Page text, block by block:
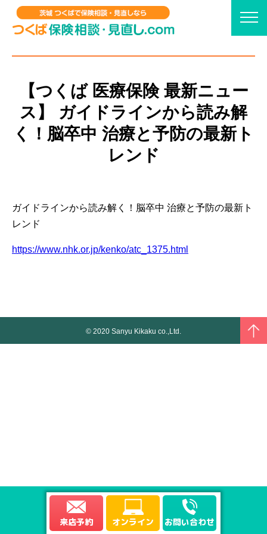
【つくば 医療保険 最新ニュー
ス】 ガイドラインから読み解
く！脳卒中 治療と予防の最新ト
レンド
ガイドラインから読み解く！脳卒中 治療と予防の最新ト
レンド
https://www.nhk.or.jp/kenko/atc_1375.html
来店予約 オンライン お問い合わせ
© 2020 Sanyu Kikaku co.,Ltd.